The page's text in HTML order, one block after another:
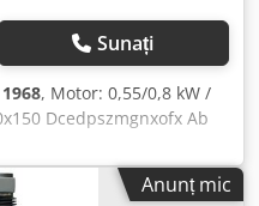
Sunați
1968, Motor: 0,55/0,8 kW /
Dcedpszmgnxofx Ab
Avans transversal:
385 kg Echipament: -
de lucru pentru mașină
Anunț mic